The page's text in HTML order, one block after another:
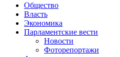
Общество
Власть
Экономика
Парламентские вести
Новости
Фоторепортажи